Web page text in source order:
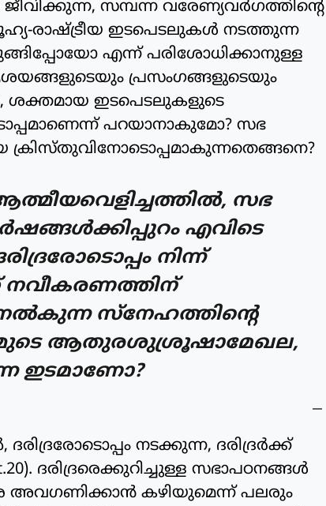
സമ്പന്ന വരേണ്യവര്‍ഗത്തിന്റെ
രാഷ്ട്രീയ ഇടപെടലുകള്‍ നടത്തുന്ന
എന്ന് പരിശോധിക്കാനുള്ള
പ്രസംഗങ്ങളുടെയും
ശക്തമായ ഇടപെടലുകളുടെ
പറയാനാകുമോ? സഭ
ക്രിസ്തുവിനോടൊപ്പമാകുന്നതെങ്ങനെ?
സഭ
എവിടെ
നിന്ന്
സ്‌നേഹത്തിന്റെ
ആതുരശുശ്രൂഷാമേഖല,
ഇടമാണോ?
നടക്കുന്ന, ദരിദ്രര്‍ക്ക്
ദരിദ്രരെക്കുറിച്ചുള്ള സഭാപഠനങ്ങള്‍
അവഗണിക്കാന്‍ കഴിയുമെന്ന് പലരും